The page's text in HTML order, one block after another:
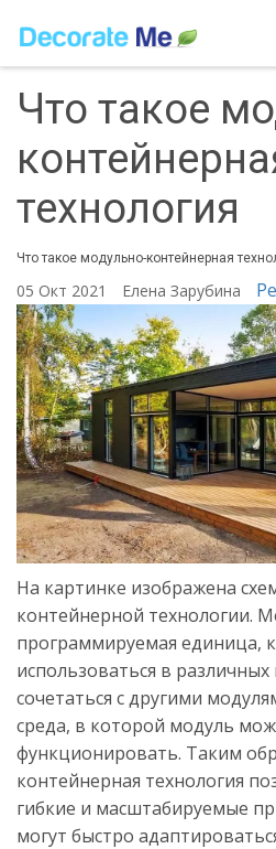
Что такое
технология
Что такое модульно-контейнерная
05 Окт 2021 Елена Зарубина
На картинке изображена
контейнерной технологии.
программируемая единица,
использоваться в различных
сочетаться с другими
среда, в которой модуль
функционировать. Таким
контейнерная технология
гибкие и масштабируемые
могут быстро